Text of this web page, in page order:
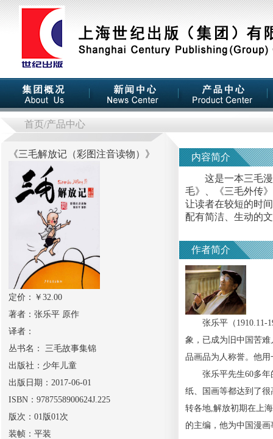
首页/产品中心
《三毛解放记（彩图注音读物） 》
定价：￥ 32.00
著者： 张乐平 原作
译者：
丛书名： 三毛故事集锦
出版社： 少年儿童
出版日期： 2017-06-01
ISBN： 9787558900624J.225
版次： 01版01次
装帧： 平装
内容简介
这是一本三毛漫
毛》、《三毛外传
让读者在较短的时
配有简洁、生动的
作者简介
张乐平（1910.11-
象，已成为旧中国苦
品画品为人称誉。他
张乐平先生60多年
纸、国画等都达到了
转各地,解放初期在上
的主编，他为中国漫